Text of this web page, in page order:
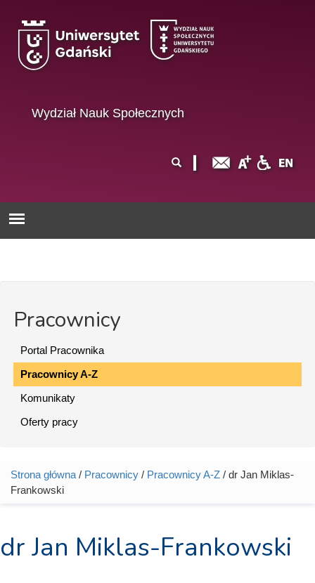
Wydział Nauk Społecznych
wyszukiwania
Pracownicy
Portal Pracownika
Pracownicy A-Z
Komunikaty
Oferty pracy
Jesteś tutaj
Strona główna / Pracownicy / Pracownicy A-Z / dr Jan Miklas-
Frankowski
dr Jan Miklas-Frankowski